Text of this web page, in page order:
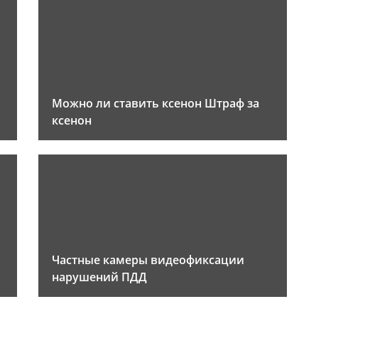
Можно ли ставить ксенон Штраф за
ксенон
Частные камеры видеофиксации
нарушений ПДД